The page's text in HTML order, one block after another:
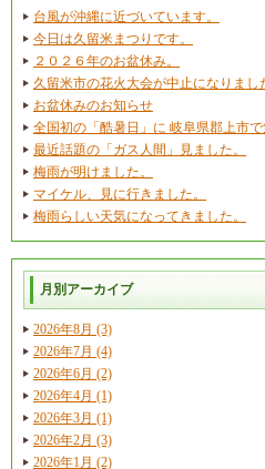
台風が沖縄に近づいています。
今日は久留米まつりです。
２０２６年のお盆休み。
久留米市の花火大会が中止になりまし
お盆休みのお知らせ
全国初の「酷暑日」に 岐阜県郡上市
最近話題の「ガス人間」見ました。
梅雨が明けました。
マイケル、見に行きました。
梅雨らしい天気になってきました。
月別アーカイブ
2026年8月 (3)
2026年7月 (4)
2026年6月 (2)
2026年4月 (1)
2026年3月 (1)
2026年2月 (3)
2026年1月 (2)